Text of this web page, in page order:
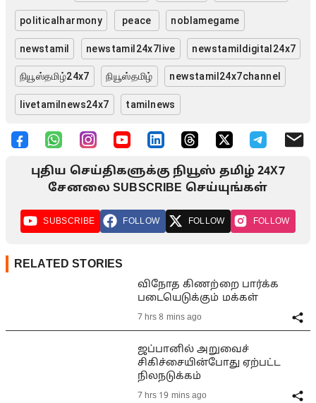
politicalharmony peace noblamegame
newstamil newstamil24x7live newstamildigital24x7
நியூஸ்தமிழ்24x7 நியூஸ்தமிழ் newstamil24x7channel
livetamilnews24x7 tamilnews
புதிய செய்திகளுக்கு நியூஸ் தமிழ் 24X7
சேனலை SUBSCRIBE செய்யுங்கள்
SUBSCRIBE FOLLOW FOLLOW FOLLOW
RELATED STORIES
விநோத கிணற்றை பார்க்க
படையெடுக்கும் மக்கள்
7 hrs 8 mins ago
ஜப்பானில் அறுவைச்
சிகிச்சையின்போது ஏற்பட்ட
நிலநடுக்கம்
7 hrs 19 mins ago